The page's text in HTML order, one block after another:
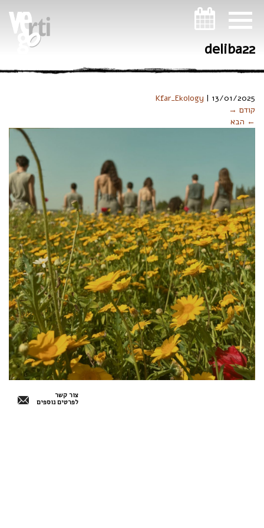
deliba22
Kfar_Ekology | 13/01/2025
קודם →
← הבא
צור קשר
לפרטים נוספים